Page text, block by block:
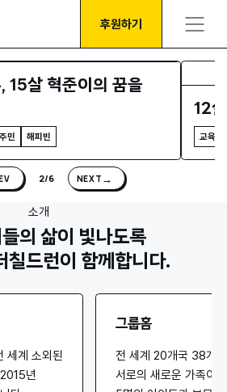
후원하기
15살 혁준이의 꿈을
민 해피빈
12
교육지
2/6 NEXT →
소개
의 삶이 빛나도록
칠드런이 함께합니다.
세계 소외된
년
그룹홈
전 세계 20개국 38개
서로의 새로운 가족이